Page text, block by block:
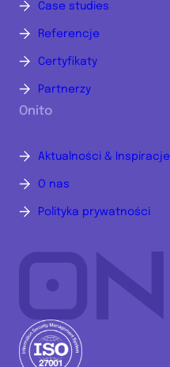
Case studies
Referencje
Certyfikaty
Partnerzy
Onito
Aktualności & Inspiracje
O nas
Polityka prywatności